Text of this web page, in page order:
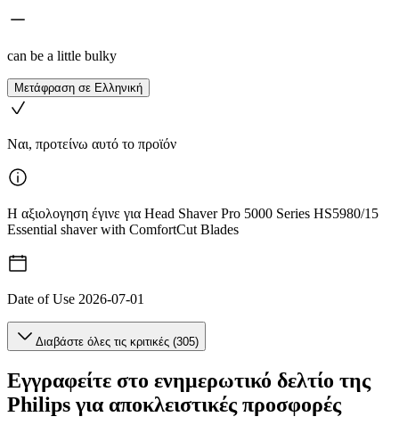
can be a little bulky
Μετάφραση σε Ελληνική
Ναι, προτείνω αυτό το προϊόν
Η αξιολογηση έγινε για Head Shaver Pro 5000 Series HS5980/15
Essential shaver with ComfortCut Blades
Date of Use 2026-07-01
Διαβάστε όλες τις κριτικές (305)
Εγγραφείτε στο ενημερωτικό δελτίο της
Philips για αποκλειστικές προσφορές